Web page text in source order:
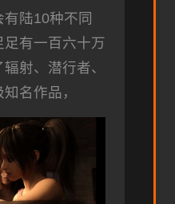
陆10种不同
有一百六十万
射、潜行者、
名作品，